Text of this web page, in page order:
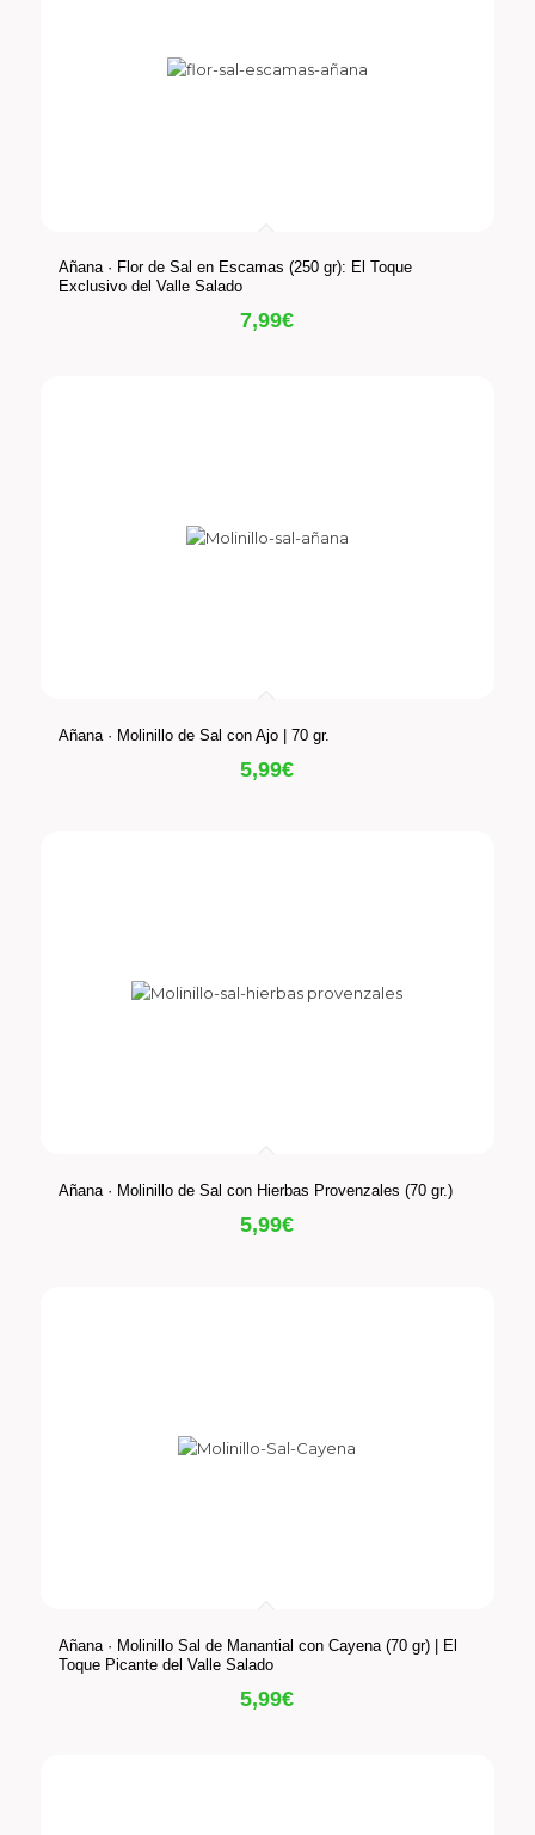
Añana · Flor de Sal en Escamas (250 gr): El Toque
Exclusivo del Valle Salado
7,99€
Añana · Molinillo de Sal con Ajo | 70 gr.
5,99€
Añana · Molinillo de Sal con Hierbas Provenzales (70 gr.)
5,99€
Añana · Molinillo Sal de Manantial con Cayena (70 gr) | El
Toque Picante del Valle Salado
5,99€